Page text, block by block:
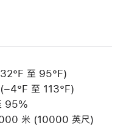
至 95°F)
至 113°F)
95%
米 (10000 英尺)